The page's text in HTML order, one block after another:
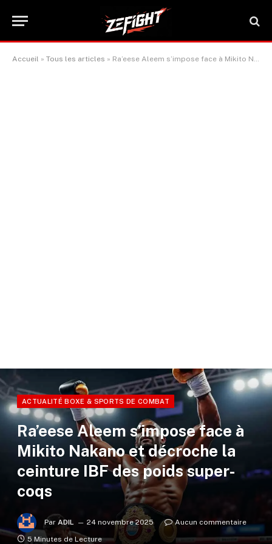
Accueil » Tous les articles » Ra’eese Aleem s’impose face à Mikito Nakano et décroche la ceinture IBF des poids super-coqs
ACTUALITÉ BOXE & SPORTS DE COMBAT
Ra’eese Aleem s’impose face à
Mikito Nakano et décroche la
ceinture IBF des poids super-
coqs
Par ADIL 24 novembre 2025
Aucun commentaire
5 Minutes de Lecture